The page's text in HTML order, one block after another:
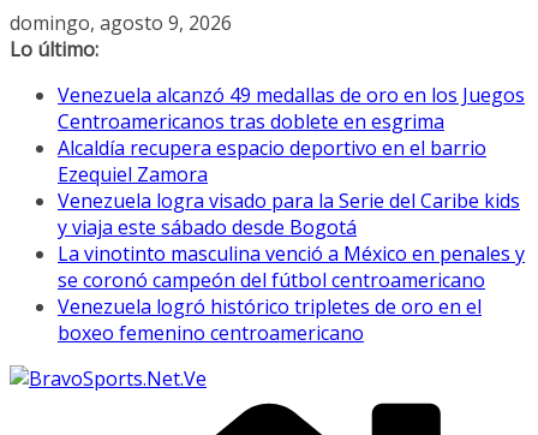
Saltar
al
domingo, agosto 9, 2026
Lo último:
Venezuela alcanzó 49 medallas de oro en los Juegos
Centroamericanos tras doblete en esgrima
Alcaldía recupera espacio deportivo en el barrio
Ezequiel Zamora
Venezuela logra visado para la Serie del Caribe kids
y viaja este sábado desde Bogotá
La vinotinto masculina venció a México en penales y
se coronó campeón del fútbol centroamericano
Venezuela logró histórico tripletes de oro en el
boxeo femenino centroamericano